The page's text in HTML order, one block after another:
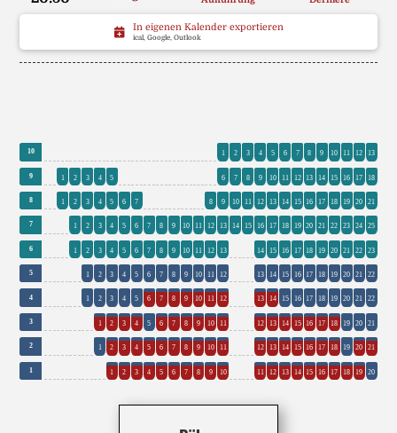
In eigenen Kalender exportieren
ical, Google, Outlook
10 1 2 3 4 5 6 7 8 9 10 11 12 13
9 1 2 3 4 5 6 7 8 9 10 11 12 13 14 15 16 17 18
8 1 2 3 4 5 6 7 8 9 10 11 12 13 14 15 16 17 18 19 20 21
7 1 2 3 4 5 6 7 8 9 10 11 12 13 14 15 16 17 18 19 20 21 22 23 24 25
6 1 2 3 4 5 6 7 8 9 10 11 12 13 14 15 16 17 18 19 20 21 22 23
5 1 2 3 4 5 6 7 8 9 10 11 12 13 14 15 16 17 18 19 20 21 22
4 1 2 3 4 5 6 7 8 9 10 11 12 13 14 15 16 17 18 19 20 21 22
3 1 2 3 4 5 6 7 8 9 10 11 12 13 14 15 16 17 18 19 20 21
2 1 2 3 4 5 6 7 8 9 10 11 12 13 14 15 16 17 18 19 20 21
1 1 2 3 4 5 6 7 8 9 10 11 12 13 14 15 16 17 18 19 20